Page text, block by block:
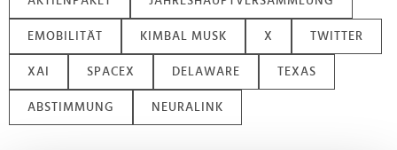
EMOBILITÄT KIMBAL MUSK X TWITTER
XAI SPACEX DELAWARE TEXAS
ABSTIMMUNG NEURALINK